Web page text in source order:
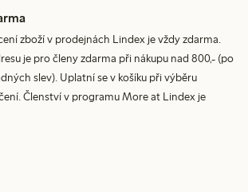
zboží v prodejnách Lindex je vždy zdarma.
je pro členy zdarma při nákupu nad 800,- (po
slev). Uplatní se v košíku při výběru
Členství v programu More at Lindex je